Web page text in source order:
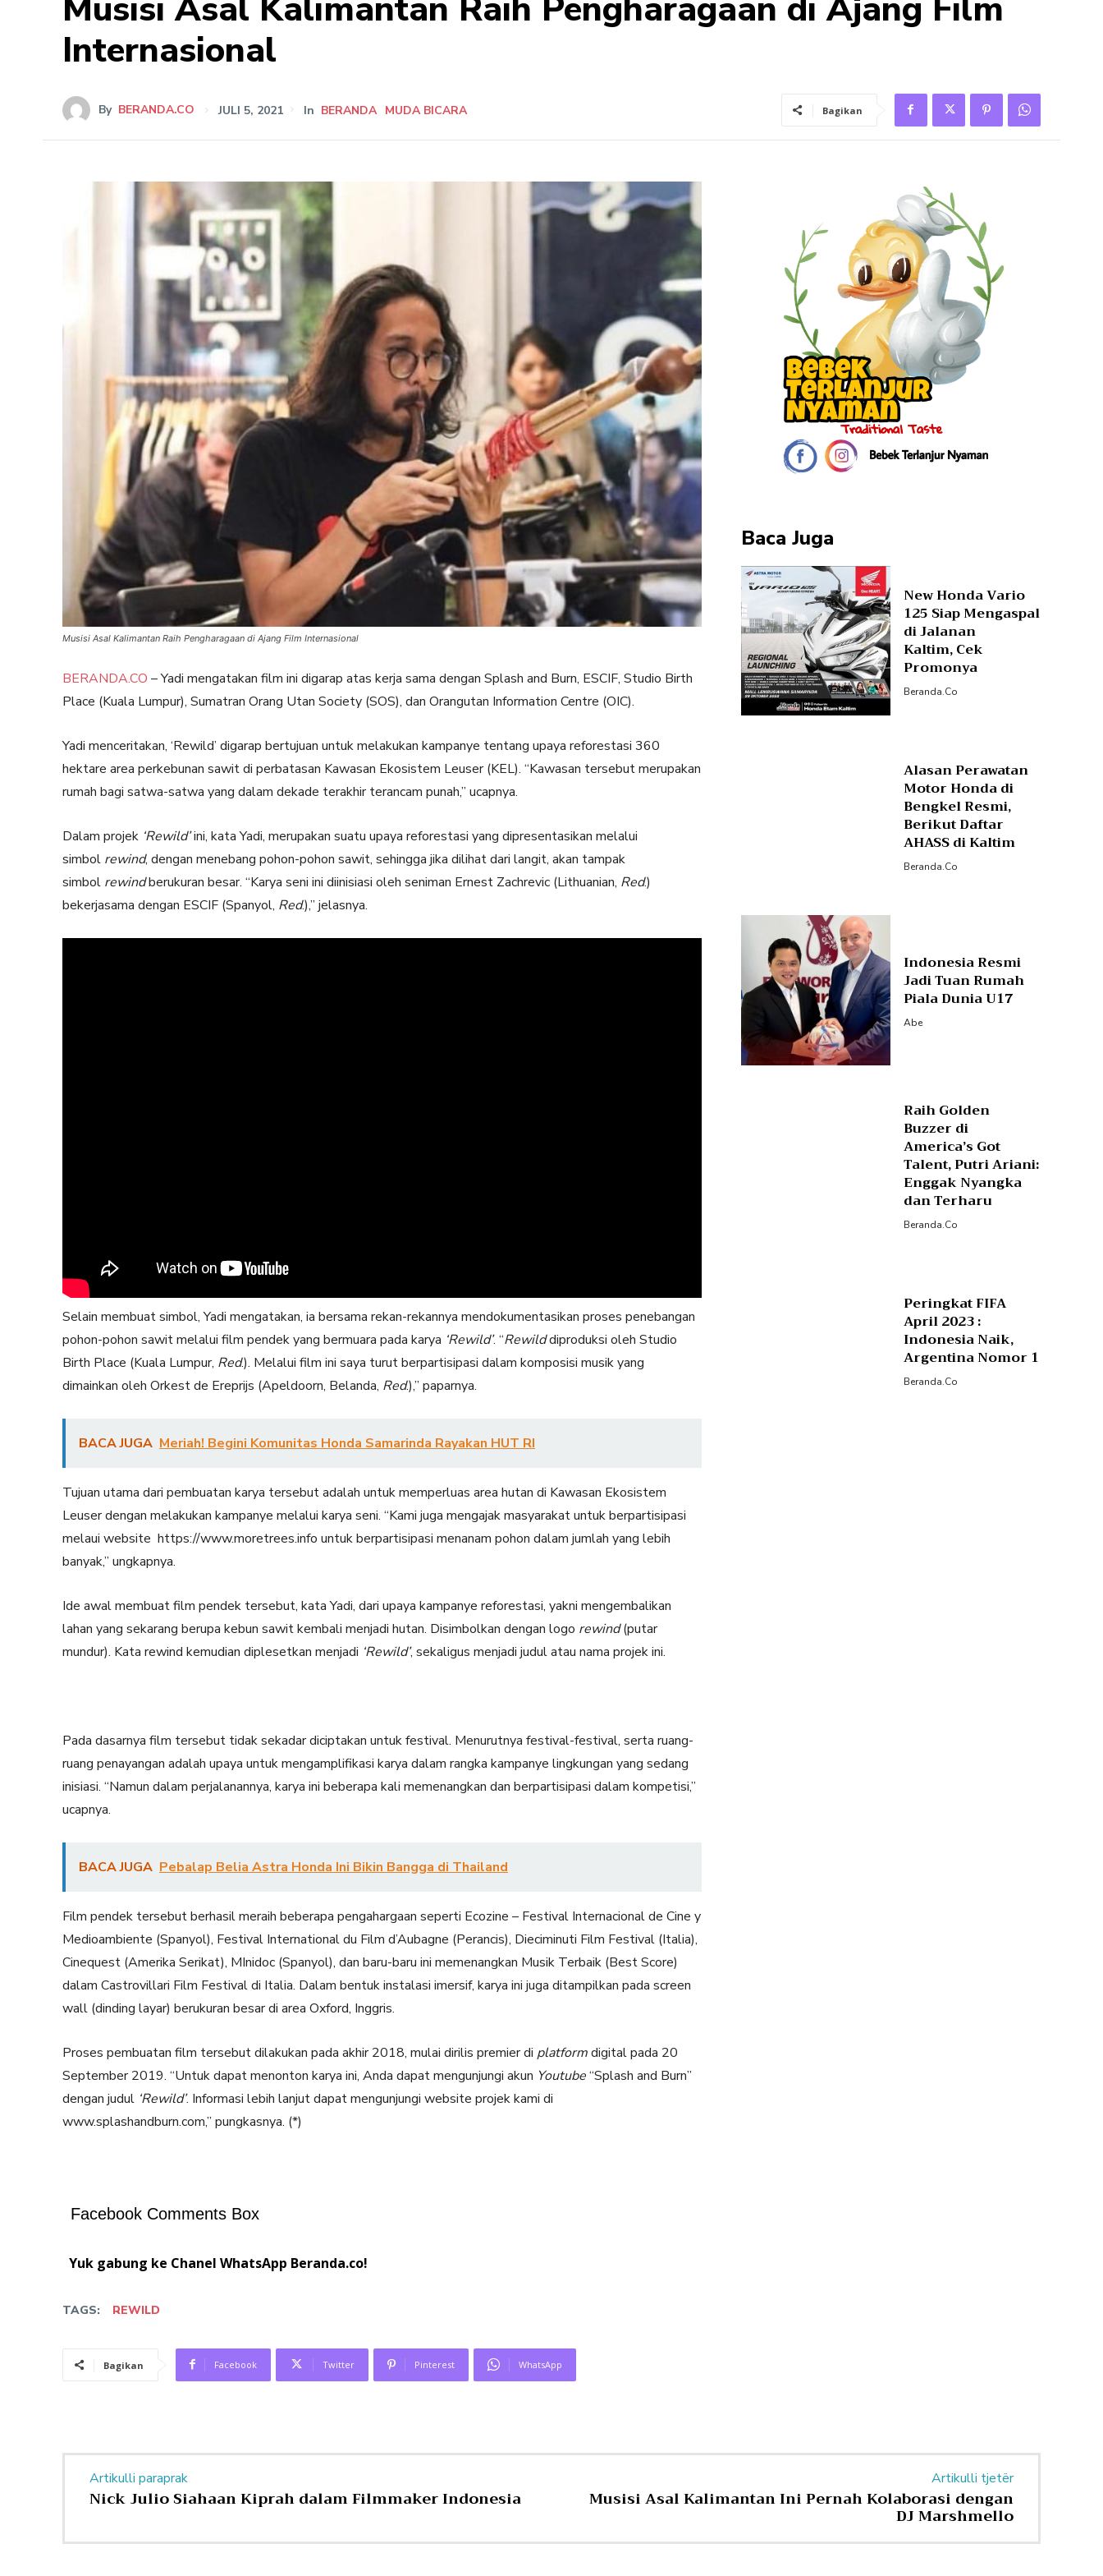
Musisi Asal Kalimantan Raih Pengharagaan di Ajang Film
Internasional
By BERANDA.CO JULI 5, 2021 In BERANDA MUDA BICARA Bagikan
Musisi Asal Kalimantan Raih Pengharagaan di Ajang Film Internasional
BERANDA.CO – Yadi mengatakan film ini digarap atas kerja sama dengan Splash and Burn, ESCIF, Studio Birth
Place (Kuala Lumpur), Sumatran Orang Utan Society (SOS), dan Orangutan Information Centre (OIC).
Yadi menceritakan, ‘Rewild’ digarap bertujuan untuk melakukan kampanye tentang upaya reforestasi 360
hektare area perkebunan sawit di perbatasan Kawasan Ekosistem Leuser (KEL). “Kawasan tersebut merupakan
rumah bagi satwa-satwa yang dalam dekade terakhir terancam punah,” ucapnya.
Dalam projek ‘Rewild’ini, kata Yadi, merupakan suatu upaya reforestasi yang dipresentasikan melalui
simbol rewind, dengan menebang pohon-pohon sawit, sehingga jika dilihat dari langit, akan tampak
simbol rewindberukuran besar. “Karya seni ini diinisiasi oleh seniman Ernest Zachrevic (Lithuanian, Red.)
bekerjasama dengan ESCIF (Spanyol, Red.),” jelasnya.
Selain membuat simbol, Yadi mengatakan, ia bersama rekan-rekannya mendokumentasikan proses penebangan
pohon-pohon sawit melalui film pendek yang bermuara pada karya ‘Rewild’. “Rewilddiproduksi oleh Studio
Birth Place (Kuala Lumpur, Red.). Melalui film ini saya turut berpartisipasi dalam komposisi musik yang
dimainkan oleh Orkest de Ereprijs (Apeldoorn, Belanda, Red.),” paparnya.
BACA JUGA Meriah! Begini Komunitas Honda Samarinda Rayakan HUT RI
Tujuan utama dari pembuatan karya tersebut adalah untuk memperluas area hutan di Kawasan Ekosistem
Leuser dengan melakukan kampanye melalui karya seni. “Kami juga mengajak masyarakat untuk berpartisipasi
melaui website https://www.moretrees.info untuk berpartisipasi menanam pohon dalam jumlah yang lebih
banyak,” ungkapnya.
Ide awal membuat film pendek tersebut, kata Yadi, dari upaya kampanye reforestasi, yakni mengembalikan
lahan yang sekarang berupa kebun sawit kembali menjadi hutan. Disimbolkan dengan logo rewind(putar
mundur). Kata rewind kemudian diplesetkan menjadi ‘Rewild’, sekaligus menjadi judul atau nama projek ini.
Pada dasarnya film tersebut tidak sekadar diciptakan untuk festival. Menurutnya festival-festival, serta ruang-
ruang penayangan adalah upaya untuk mengamplifikasi karya dalam rangka kampanye lingkungan yang sedang
inisiasi. “Namun dalam perjalanannya, karya ini beberapa kali memenangkan dan berpartisipasi dalam kompetisi,”
ucapnya.
BACA JUGA Pebalap Belia Astra Honda Ini Bikin Bangga di Thailand
Film pendek tersebut berhasil meraih beberapa pengahargaan seperti Ecozine – Festival Internacional de Cine y
Medioambiente (Spanyol), Festival International du Film d’Aubagne (Perancis), Dieciminuti Film Festival (Italia),
Cinequest (Amerika Serikat), MInidoc (Spanyol), dan baru-baru ini memenangkan Musik Terbaik (Best Score)
dalam Castrovillari Film Festival di Italia. Dalam bentuk instalasi imersif, karya ini juga ditampilkan pada screen
wall (dinding layar) berukuran besar di area Oxford, Inggris.
Proses pembuatan film tersebut dilakukan pada akhir 2018, mulai dirilis premier di platformdigital pada 20
September 2019. “Untuk dapat menonton karya ini, Anda dapat mengunjungi akun Youtube“Splash and Burn”
dengan judul ‘Rewild’. Informasi lebih lanjut dapat mengunjungi website projek kami di
www.splashandburn.com,” pungkasnya. (*)
Facebook Comments Box
Yuk gabung ke Chanel WhatsApp Beranda.co!
TAGS: REWILD
Bagikan Facebook Twitter Pinterest WhatsApp
Baca Juga
New Honda Vario
125 Siap Mengaspal
di Jalanan
Kaltim, Cek
Promonya
Beranda.co
Alasan Perawatan
Motor Honda di
Bengkel Resmi,
Berikut Daftar
AHASS di Kaltim
Beranda.co
Indonesia Resmi
Jadi Tuan Rumah
Piala Dunia U17
Abe
Raih Golden
Buzzer di
America’s Got
Talent, Putri Ariani:
Enggak Nyangka
dan Terharu
Beranda.co
Peringkat FIFA
April 2023 :
Indonesia Naik,
Argentina Nomor 1
Beranda.co
Artikulli paraprak
Nick Julio Siahaan Kiprah dalam Filmmaker Indonesia
Artikulli tjetër
Musisi Asal Kalimantan Ini Pernah Kolaborasi dengan
DJ Marshmello